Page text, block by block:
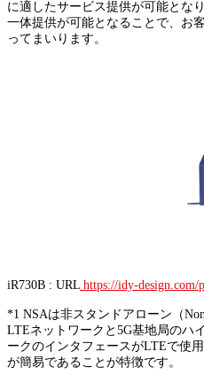
に適したサービス提供が可能とな
一体提供が可能となることで、お
ってまいります。
iR730B : URL https://idy-
*1 NSAは非スタンドアローン（
LTEネットワークと5G基地局のハ
ークのインタフェースがLTEで使
が簡易であることが特徴です。